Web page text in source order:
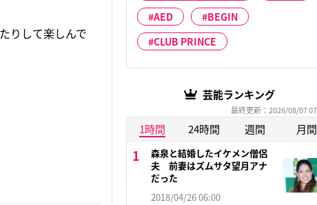
りして楽しんで
AED
BEGIN
CLUB PRINCE
芸能ランキング
最終更新：2026/08/07
1時間 24時間 週間 月間
森泉と結婚したイケメン僧侶
夫 前妻はズムサタ望月アナ
だった
2018/04/26 06:00